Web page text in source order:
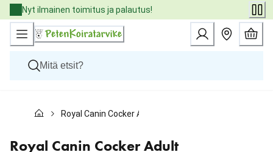
Skip
to
Content
Nyt ilmainen toimitus ja palautus!
Kissat
Eläinlääkäriruoat
Royal Canin Cocker Adult
Royal Canin Cocker Adult